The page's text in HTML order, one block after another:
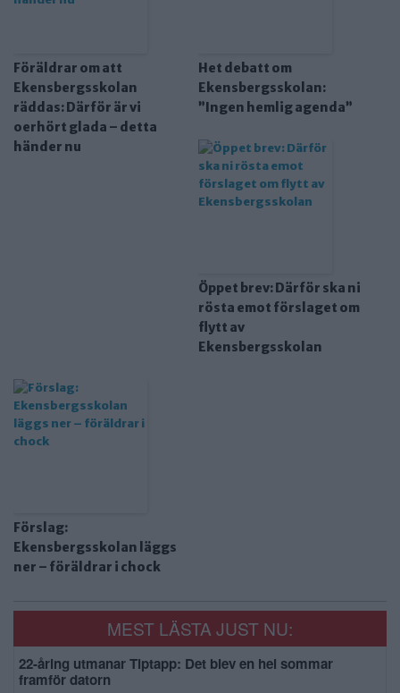
Föräldrar om att
Ekensbergsskolan
räddas: Därför är vi
oerhört glada – detta
händer nu
Het debatt om
Ekensbergsskolan:
”Ingen hemlig agenda”
Öppet brev: Därför ska ni
rösta emot förslaget om
flytt av
Ekensbergsskolan
Förslag:
Ekensbergsskolan läggs
ner – föräldrar i chock
MEST LÄSTA JUST NU:
22-åring utmanar Tiptapp: Det blev en hel sommar
framför datorn